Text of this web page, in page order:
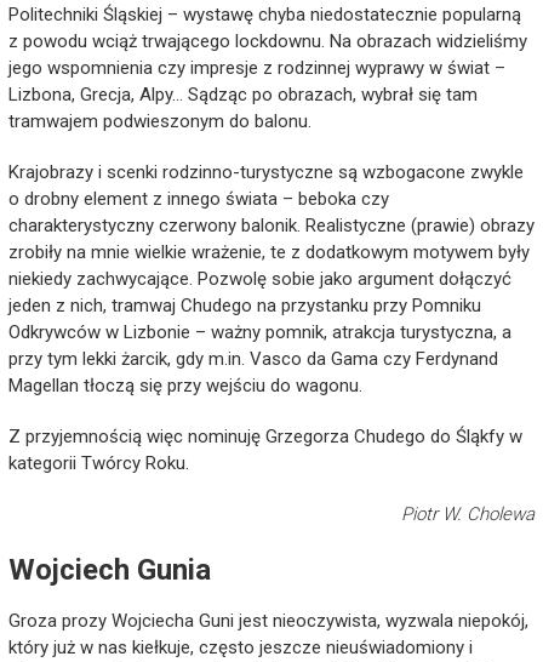
Politechniki Śląskiej – wystawę chyba niedostatecznie popularną
z powodu wciąż trwającego lockdownu. Na obrazach widzieliśmy
jego wspomnienia czy impresje z rodzinnej wyprawy w świat –
Lizbona, Grecja, Alpy… Sądząc po obrazach, wybrał się tam
tramwajem podwieszonym do balonu.
Krajobrazy i scenki rodzinno-turystyczne są wzbogacone zwykle
o drobny element z innego świata – beboka czy
charakterystyczny czerwony balonik. Realistyczne (prawie) obrazy
zrobiły na mnie wielkie wrażenie, te z dodatkowym motywem były
niekiedy zachwycające. Pozwolę sobie jako argument dołączyć
jeden z nich, tramwaj Chudego na przystanku przy Pomniku
Odkrywców w Lizbonie – ważny pomnik, atrakcja turystyczna, a
przy tym lekki żarcik, gdy m.in. Vasco da Gama czy Ferdynand
Magellan tłoczą się przy wejściu do wagonu.
Z przyjemnością więc nominuję Grzegorza Chudego do Śląkfy w
kategorii Twórcy Roku.
Piotr W. Cholewa
Wojciech Gunia
Groza prozy Wojciecha Guni jest nieoczywista, wyzwala niepokój,
który już w nas kiełkuje, często jeszcze nieuświadomiony i